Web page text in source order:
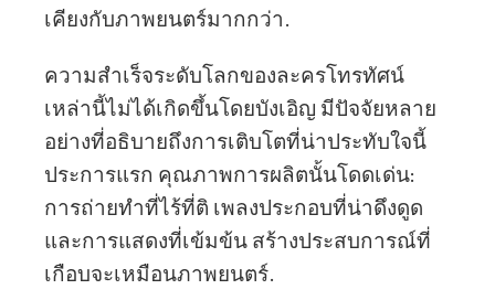
เคียงกับภาพยนตร์มากกว่า.
ความสำเร็จระดับโลกของละครโทรทัศน์
เหล่านี้ไม่ได้เกิดขึ้นโดยบังเอิญ มีปัจจัยหลาย
อย่างที่อธิบายถึงการเติบโตที่น่าประทับใจนี้
ประการแรก คุณภาพการผลิตนั้นโดดเด่น:
การถ่ายทำที่ไร้ที่ติ เพลงประกอบที่น่าดึงดูด
และการแสดงที่เข้มข้น สร้างประสบการณ์ที่
เกือบจะเหมือนภาพยนตร์.